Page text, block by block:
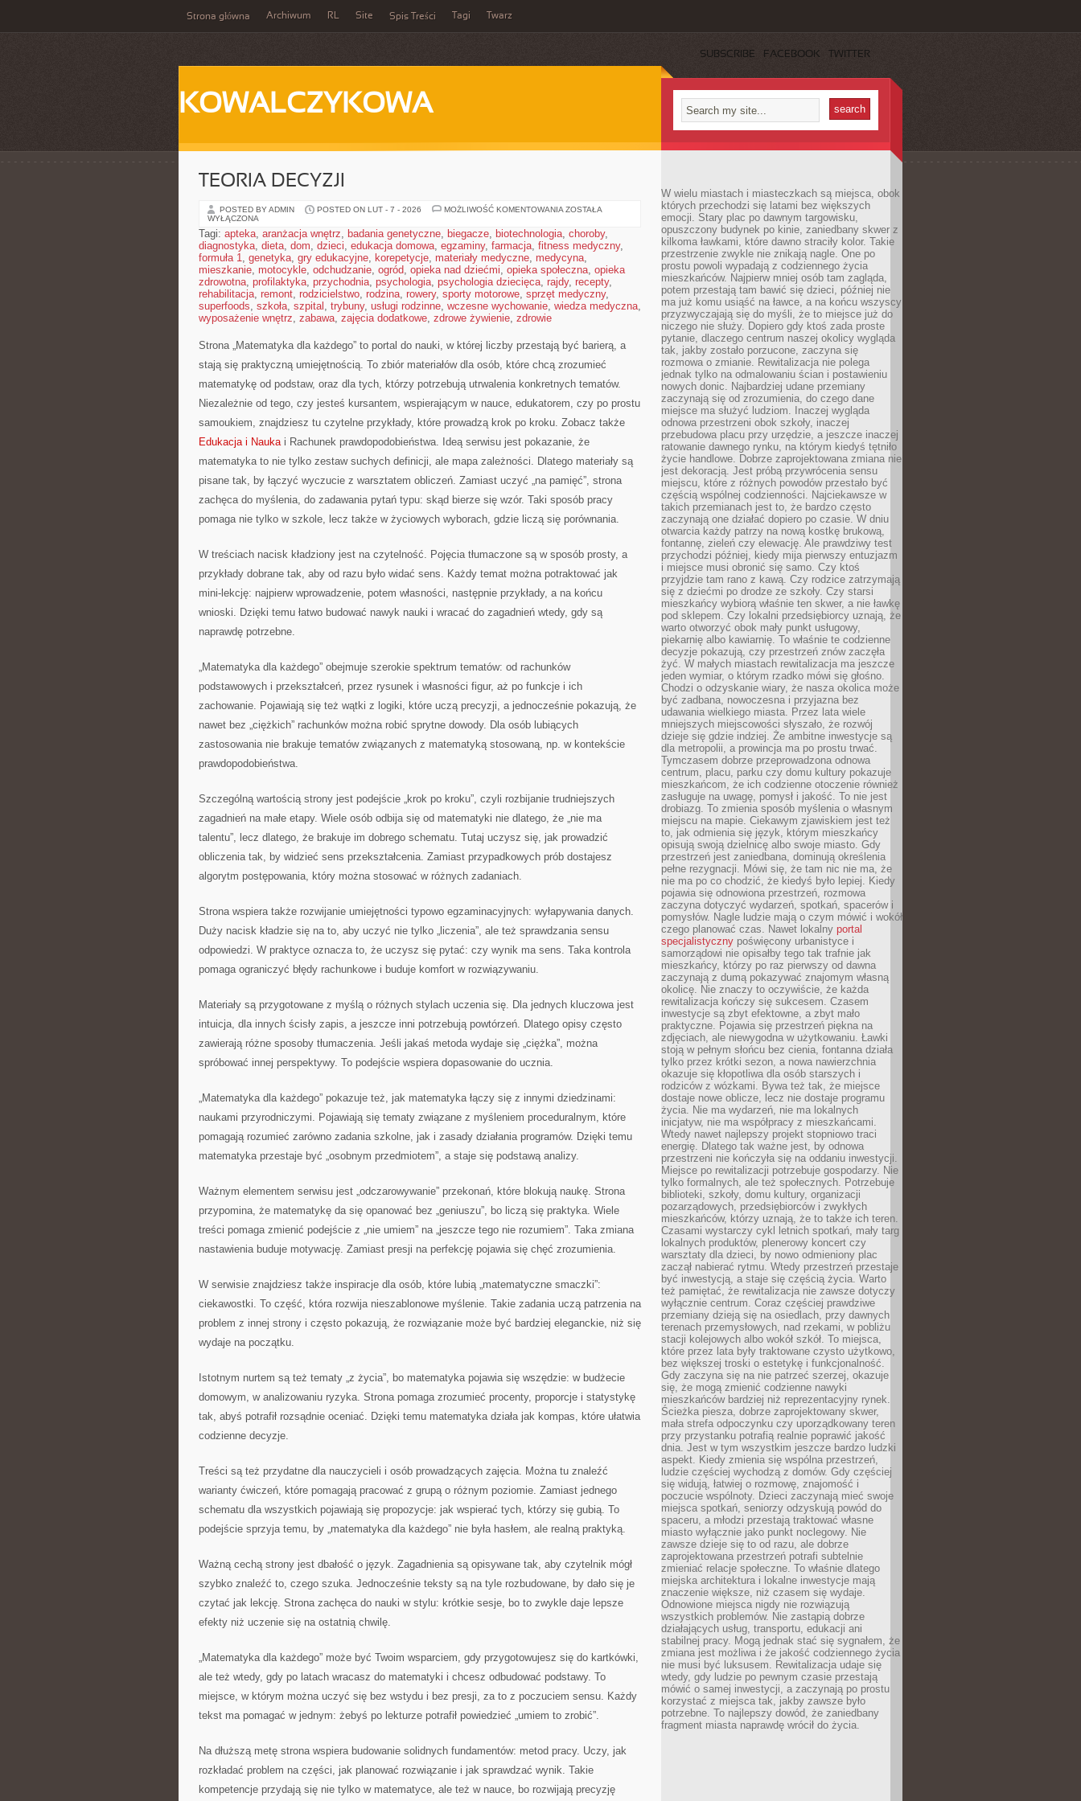
Strona główna Archiwum RL Site Spis Treści Tagi Twarz
SUBSCRIBE FACEBOOK TWITTER
KOWALCZYKOWA
TEORIA DECYZJI
POSTED BY ADMIN POSTED ON LUT - 7 - 2026 MOŻLIWOŚĆ KOMENTOWANIA TEORIA
ZOSTAŁA
WYŁĄCZONA
Tagi: apteka, aranżacja wnętrz, badania genetyczne, biegacze, biotechnologia, choroby,
diagnostyka, dieta, dom, dzieci, edukacja domowa, egzaminy, farmacja, fitness medyczny,
formuła 1, genetyka, gry edukacyjne, korepetycje, materiały medyczne, medycyna,
mieszkanie, motocykle, odchudzanie, ogród, opieka nad dziećmi, opieka społeczna, opieka
zdrowotna, profilaktyka, przychodnia, psychologia, psychologia dziecięca, rajdy, recepty,
rehabilitacja, remont, rodzicielstwo, rodzina, rowery, sporty motorowe, sprzęt medyczny,
superfoods, szkoła, szpital , trybuny, usługi rodzinne, wczesne wychowanie, wiedza medyczna,
wyposażenie wnętrz, zabawa, zajęcia dodatkowe, zdrowe żywienie, zdrowie
Strona „Matematyka dla każdego” to portal do nauki, w której liczby przestają być barierą, a
stają się praktyczną umiejętnością. To zbiór materiałów dla osób, które chcą zrozumieć
matematykę od podstaw, oraz dla tych, którzy potrzebują utrwalenia konkretnych tematów.
Niezależnie od tego, czy jesteś kursantem, wspierającym w nauce, edukatorem, czy po prostu
samoukiem, znajdziesz tu czytelne przykłady, które prowadzą krok po kroku. Zobacz także
Edukacja i Naukai Rachunek prawdopodobieństwa. Ideą serwisu jest pokazanie, że
matematyka to nie tylko zestaw suchych definicji, ale mapa zależności. Dlatego materiały są
pisane tak, by łączyć wyczucie z warsztatem obliczeń. Zamiast uczyć „na pamięć”, strona
zachęca do myślenia, do zadawania pytań typu: skąd bierze się wzór. Taki sposób pracy
pomaga nie tylko w szkole, lecz także w życiowych wyborach, gdzie liczą się porównania.
W treściach nacisk kładziony jest na czytelność. Pojęcia tłumaczone są w sposób prosty, a
przykłady dobrane tak, aby od razu było widać sens. Każdy temat można potraktować jak
mini-lekcję: najpierw wprowadzenie, potem własności, następnie przykłady, a na końcu
wnioski. Dzięki temu łatwo budować nawyk nauki i wracać do zagadnień wtedy, gdy są
naprawdę potrzebne.
„Matematyka dla każdego” obejmuje szerokie spektrum tematów: od rachunków
podstawowych i przekształceń, przez rysunek i własności figur, aż po funkcje i ich
zachowanie. Pojawiają się też wątki z logiki, które uczą precyzji, a jednocześnie pokazują, że
nawet bez „ciężkich” rachunków można robić sprytne dowody. Dla osób lubiących
zastosowania nie brakuje tematów związanych z matematyką stosowaną, np. w kontekście
prawdopodobieństwa.
Szczególną wartością strony jest podejście „krok po kroku”, czyli rozbijanie trudniejszych
zagadnień na małe etapy. Wiele osób odbija się od matematyki nie dlatego, że „nie ma
talentu”, lecz dlatego, że brakuje im dobrego schematu. Tutaj uczysz się, jak prowadzić
obliczenia tak, by widzieć sens przekształcenia. Zamiast przypadkowych prób dostajesz
algorytm postępowania, który można stosować w różnych zadaniach.
Strona wspiera także rozwijanie umiejętności typowo egzaminacyjnych: wyłapywania danych.
Duży nacisk kładzie się na to, aby uczyć nie tylko „liczenia”, ale też sprawdzania sensu
odpowiedzi. W praktyce oznacza to, że uczysz się pytać: czy wynik ma sens. Taka kontrola
pomaga ograniczyć błędy rachunkowe i buduje komfort w rozwiązywaniu.
Materiały są przygotowane z myślą o różnych stylach uczenia się. Dla jednych kluczowa jest
intuicja, dla innych ścisły zapis, a jeszcze inni potrzebują powtórzeń. Dlatego opisy często
zawierają różne sposoby tłumaczenia. Jeśli jakaś metoda wydaje się „ciężka”, można
spróbować innej perspektywy. To podejście wspiera dopasowanie do ucznia.
„Matematyka dla każdego” pokazuje też, jak matematyka łączy się z innymi dziedzinami:
naukami przyrodniczymi. Pojawiają się tematy związane z myśleniem proceduralnym, które
pomagają rozumieć zarówno zadania szkolne, jak i zasady działania programów. Dzięki temu
matematyka przestaje być „osobnym przedmiotem”, a staje się podstawą analizy.
Ważnym elementem serwisu jest „odczarowywanie” przekonań, które blokują naukę. Strona
przypomina, że matematykę da się opanować bez „geniuszu”, bo liczą się praktyka. Wiele
treści pomaga zmienić podejście z „nie umiem” na „jeszcze tego nie rozumiem”. Taka zmiana
nastawienia buduje motywację. Zamiast presji na perfekcję pojawia się chęć zrozumienia.
W serwisie znajdziesz także inspiracje dla osób, które lubią „matematyczne smaczki”:
ciekawostki. To część, która rozwija nieszablonowe myślenie. Takie zadania uczą patrzenia na
problem z innej strony i często pokazują, że rozwiązanie może być bardziej eleganckie, niż się
wydaje na początku.
Istotnym nurtem są też tematy „z życia”, bo matematyka pojawia się wszędzie: w budżecie
domowym, w analizowaniu ryzyka. Strona pomaga zrozumieć procenty, proporcje i statystykę
tak, abyś potrafił rozsądnie oceniać. Dzięki temu matematyka działa jak kompas, które ułatwia
codzienne decyzje.
Treści są też przydatne dla nauczycieli i osób prowadzących zajęcia. Można tu znaleźć
warianty ćwiczeń, które pomagają pracować z grupą o różnym poziomie. Zamiast jednego
schematu dla wszystkich pojawiają się propozycje: jak wspierać tych, którzy się gubią. To
podejście sprzyja temu, by „matematyka dla każdego” nie była hasłem, ale realną praktyką.
Ważną cechą strony jest dbałość o język. Zagadnienia są opisywane tak, aby czytelnik mógł
szybko znaleźć to, czego szuka. Jednocześnie teksty są na tyle rozbudowane, by dało się je
czytać jak lekcję. Strona zachęca do nauki w stylu: krótkie sesje, bo to zwykle daje lepsze
efekty niż uczenie się na ostatnią chwilę.
„Matematyka dla każdego” może być Twoim wsparciem, gdy przygotowujesz się do kartkówki,
ale też wtedy, gdy po latach wracasz do matematyki i chcesz odbudować podstawy. To
miejsce, w którym można uczyć się bez wstydu i bez presji, za to z poczuciem sensu. Każdy
tekst ma pomagać w jednym: żebyś po lekturze potrafił powiedzieć „umiem to zrobić”.
Na dłuższą metę strona wspiera budowanie solidnych fundamentów: metod pracy. Uczy, jak
rozkładać problem na części, jak planować rozwiązanie i jak sprawdzać wynik. Takie
kompetencje przydają się nie tylko w matematyce, ale też w nauce, bo rozwijają precyzję
W wielu miastach i miasteczkach są miejsca, obok
których przechodzi się latami bez większych
emocji. Stary plac po dawnym targowisku,
opuszczony budynek po kinie, zaniedbany skwer z
kilkoma ławkami, które dawno straciły kolor. Takie
przestrzenie zwykle nie znikają nagle. One po
prostu powoli wypadają z codziennego życia
mieszkańców. Najpierw mniej osób tam zagląda,
potem przestają tam bawić się dzieci, później nie
ma już komu usiąść na ławce, a na końcu wszyscy
przyzwyczajają się do myśli, że to miejsce już do
niczego nie służy. Dopiero gdy ktoś zada proste
pytanie, dlaczego centrum naszej okolicy wygląda
tak, jakby zostało porzucone, zaczyna się
rozmowa o zmianie. Rewitalizacja nie polega
jednak tylko na odmalowaniu ścian i postawieniu
nowych donic. Najbardziej udane przemiany
zaczynają się od zrozumienia, do czego dane
miejsce ma służyć ludziom. Inaczej wygląda
odnowa przestrzeni obok szkoły, inaczej
przebudowa placu przy urzędzie, a jeszcze inaczej
ratowanie dawnego rynku, na którym kiedyś tętniło
życie handlowe. Dobrze zaprojektowana zmiana nie
jest dekoracją. Jest próbą przywrócenia sensu
miejscu, które z różnych powodów przestało być
częścią wspólnej codzienności. Najciekawsze w
takich przemianach jest to, że bardzo często
zaczynają one działać dopiero po czasie. W dniu
otwarcia każdy patrzy na nową kostkę brukową,
fontannę, zieleń czy elewację. Ale prawdziwy test
przychodzi później, kiedy mija pierwszy entuzjazm
i miejsce musi obronić się samo. Czy ktoś
przyjdzie tam rano z kawą. Czy rodzice zatrzymają
się z dziećmi po drodze ze szkoły. Czy starsi
mieszkańcy wybiorą właśnie ten skwer, a nie ławkę
pod sklepem. Czy lokalni przedsiębiorcy uznają, że
warto otworzyć obok mały punkt usługowy,
piekarnię albo kawiarnię. To właśnie te codzienne
decyzje pokazują, czy przestrzeń znów zaczęła
żyć. W małych miastach rewitalizacja ma jeszcze
jeden wymiar, o którym rzadko mówi się głośno.
Chodzi o odzyskanie wiary, że nasza okolica może
być zadbana, nowoczesna i przyjazna bez
udawania wielkiego miasta. Przez lata wiele
mniejszych miejscowości słyszało, że rozwój
dzieje się gdzie indziej. Że ambitne inwestycje są
dla metropolii, a prowincja ma po prostu trwać.
Tymczasem dobrze przeprowadzona odnowa
centrum, placu, parku czy domu kultury pokazuje
mieszkańcom, że ich codzienne otoczenie również
zasługuje na uwagę, pomysł i jakość. To nie jest
drobiazg. To zmienia sposób myślenia o własnym
miejscu na mapie. Ciekawym zjawiskiem jest też
to, jak odmienia się język, którym mieszkańcy
opisują swoją dzielnicę albo swoje miasto. Gdy
przestrzeń jest zaniedbana, dominują określenia
pełne rezygnacji. Mówi się, że tam nic nie ma, że
nie ma po co chodzić, że kiedyś było lepiej. Kiedy
pojawia się odnowiona przestrzeń, rozmowa
zaczyna dotyczyć wydarzeń, spotkań, spacerów i
pomysłów. Nagle ludzie mają o czym mówić i wokół
czego planować czas. Nawet lokalny portal
specjalistyczny poświęcony urbanistyce i
samorządowi nie opisałby tego tak trafnie jak
mieszkańcy, którzy po raz pierwszy od dawna
zaczynają z dumą pokazywać znajomym własną
okolicę. Nie znaczy to oczywiście, że każda
rewitalizacja kończy się sukcesem. Czasem
inwestycje są zbyt efektowne, a zbyt mało
praktyczne. Pojawia się przestrzeń piękna na
zdjęciach, ale niewygodna w użytkowaniu. Ławki
stoją w pełnym słońcu bez cienia, fontanna działa
tylko przez krótki sezon, a nowa nawierzchnia
okazuje się kłopotliwa dla osób starszych i
rodziców z wózkami. Bywa też tak, że miejsce
dostaje nowe oblicze, lecz nie dostaje programu
życia. Nie ma wydarzeń, nie ma lokalnych
inicjatyw, nie ma współpracy z mieszkańcami.
Wtedy nawet najlepszy projekt stopniowo traci
energię. Dlatego tak ważne jest, by odnowa
przestrzeni nie kończyła się na oddaniu inwestycji.
Miejsce po rewitalizacji potrzebuje gospodarzy. Nie
tylko formalnych, ale też społecznych. Potrzebuje
biblioteki, szkoły, domu kultury, organizacji
pozarządowych, przedsiębiorców i zwykłych
mieszkańców, którzy uznają, że to także ich teren.
Czasami wystarczy cykl letnich spotkań, mały targ
lokalnych produktów, plenerowy koncert czy
warsztaty dla dzieci, by nowo odmieniony plac
zaczął nabierać rytmu. Wtedy przestrzeń przestaje
być inwestycją, a staje się częścią życia. Warto
też pamiętać, że rewitalizacja nie zawsze dotyczy
wyłącznie centrum. Coraz częściej prawdziwe
przemiany dzieją się na osiedlach, przy dawnych
terenach przemysłowych, nad rzekami, w pobliżu
stacji kolejowych albo wokół szkół. To miejsca,
które przez lata były traktowane czysto użytkowo,
bez większej troski o estetykę i funkcjonalność.
Gdy zaczyna się na nie patrzeć szerzej, okazuje
się, że mogą zmienić codzienne nawyki
mieszkańców bardziej niż reprezentacyjny rynek.
Ścieżka piesza, dobrze zaprojektowany skwer,
mała strefa odpoczynku czy uporządkowany teren
przy przystanku potrafią realnie poprawić jakość
dnia. Jest w tym wszystkim jeszcze bardzo ludzki
aspekt. Kiedy zmienia się wspólna przestrzeń,
ludzie częściej wychodzą z domów. Gdy częściej
się widują, łatwiej o rozmowę, znajomość i
poczucie wspólnoty. Dzieci zaczynają mieć swoje
miejsca spotkań, seniorzy odzyskują powód do
spaceru, a młodzi przestają traktować własne
miasto wyłącznie jako punkt noclegowy. Nie
zawsze dzieje się to od razu, ale dobrze
zaprojektowana przestrzeń potrafi subtelnie
zmieniać relacje społeczne. To właśnie dlatego
miejska architektura i lokalne inwestycje mają
znaczenie większe, niż czasem się wydaje.
Odnowione miejsca nigdy nie rozwiązują
wszystkich problemów. Nie zastąpią dobrze
działających usług, transportu, edukacji ani
stabilnej pracy. Mogą jednak stać się sygnałem, że
zmiana jest możliwa i że jakość codziennego życia
nie musi być luksusem. Rewitalizacja udaje się
wtedy, gdy ludzie po pewnym czasie przestają
mówić o samej inwestycji, a zaczynają po prostu
korzystać z miejsca tak, jakby zawsze było
potrzebne. To najlepszy dowód, że zaniedbany
fragment miasta naprawdę wrócił do życia.